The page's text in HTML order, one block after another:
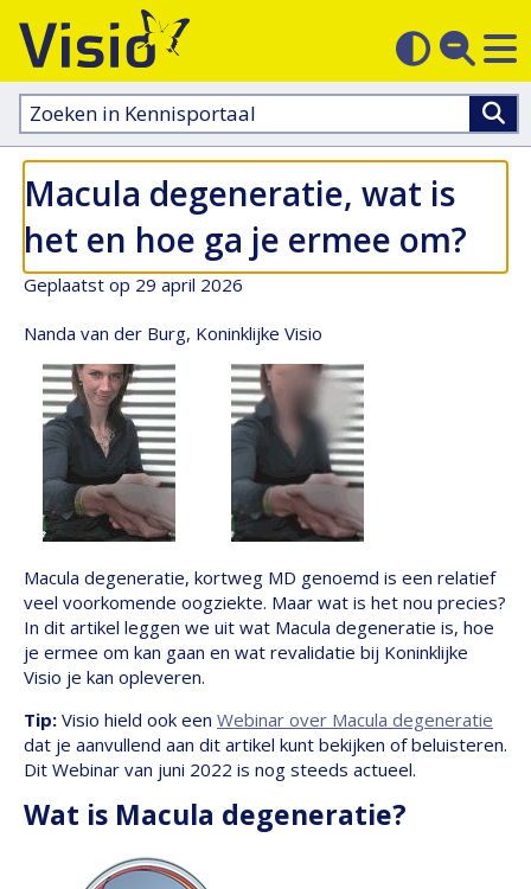
Contrast
Zoeken
in
kennisportaal:
Macula degeneratie, wat is
het en hoe ga je ermee om?
Geplaatst op 29 april 2026
Nanda van der Burg, Koninklijke Visio
Macula degeneratie, kortweg MD genoemd is een relatief
veel voorkomende oogziekte. Maar wat is het nou precies?
In dit artikel leggen we uit wat Macula degeneratie is, hoe
je ermee om kan gaan en wat revalidatie bij Koninklijke
Visio je kan opleveren.
Tip: Visio hield ook een Webinar over Macula degeneratie
dat je aanvullend aan dit artikel kunt bekijken of beluisteren.
Dit Webinar van juni 2022 is nog steeds actueel.
Wat is Macula degeneratie?